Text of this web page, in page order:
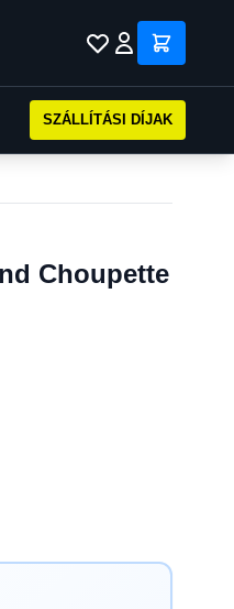
SZÁLLÍTÁSI DÍJAK
Choupette